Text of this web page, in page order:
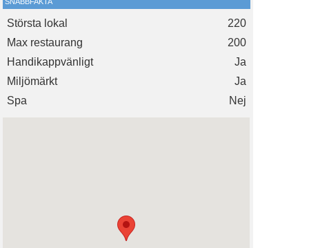
Största lokal
220
Max restaurang
200
Handikappvänligt
Ja
Miljömärkt
Ja
Spa
Nej